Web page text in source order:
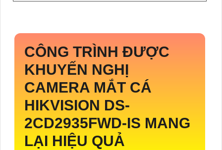
CÔNG TRÌNH ĐƯỢC
KHUYẾN NGHỊ
CAMERA MẮT CÁ
HIKVISION DS-
2CD2935FWD-IS MANG
LẠI HIỆU QUẢ